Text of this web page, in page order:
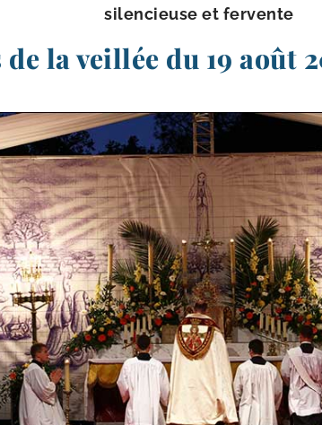
silen­cieuse et fervente
la veillée du 19 août